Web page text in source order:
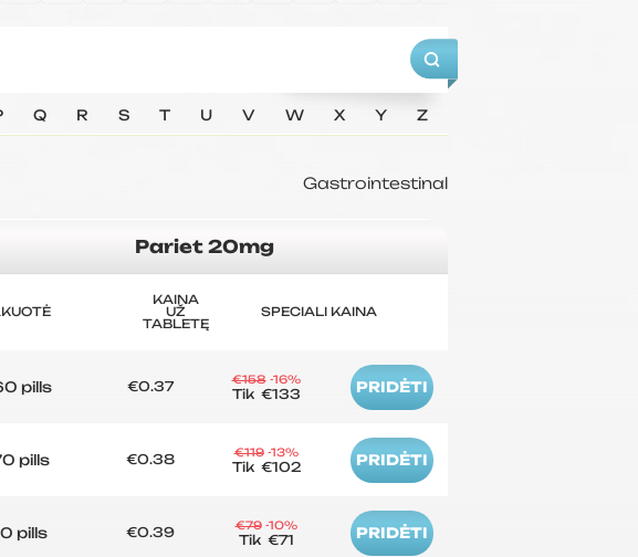
Q R S T U V W X Y Z
Gastrointestinal
Pariet 20mg
KAINA
UŽ
TABLETĘ
SPECIALI KAINA
pills €0.37 €158 -16%
Tik €133 PRIDĖTI
pills €0.38 €119 -13%
Tik €102 PRIDĖTI
pills €0.39 €79 -10%
Tik €71 PRIDĖTI